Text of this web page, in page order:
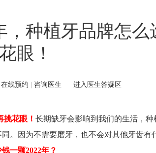
，种植牙品牌怎么
眼！
在线预约 咨询医生 进入医生答疑区
花眼！ 长期缺牙会影响到我们的生活，种
。因为不需要磨牙，也不会对其他牙齿有
一颗2022年？
号（五彩城华润置地1楼）
蒙城北路108号(地